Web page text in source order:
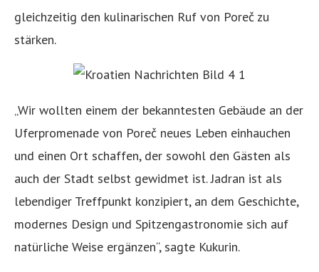
gleichzeitig den kulinarischen Ruf von Poreč zu
stärken.
„Wir wollten einem der bekanntesten Gebäude an der
Uferpromenade von Poreč neues Leben einhauchen
und einen Ort schaffen, der sowohl den Gästen als
auch der Stadt selbst gewidmet ist. Jadran ist als
lebendiger Treffpunkt konzipiert, an dem Geschichte,
modernes Design und Spitzengastronomie sich auf
natürliche Weise ergänzen“, sagte Kukurin.